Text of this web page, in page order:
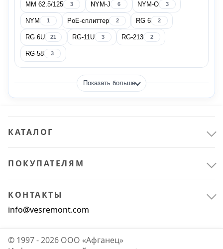
ABB
AIST
AKEL
RGB (красный+зеленый+синий)
MM 62.5/125 3 NYM-J 6 NYM-O 3
NYM 1 PoE-сплиттер 2 RG 6 2
RG 6U 21 RG-11U 3 RG-213 2
RG-58 3
Показать больше
КАТАЛОГ
ПОКУПАТЕЛЯМ
КОНТАКТЫ
info@vesremont.com
© 1997 - 2026 ООО «Афганец»